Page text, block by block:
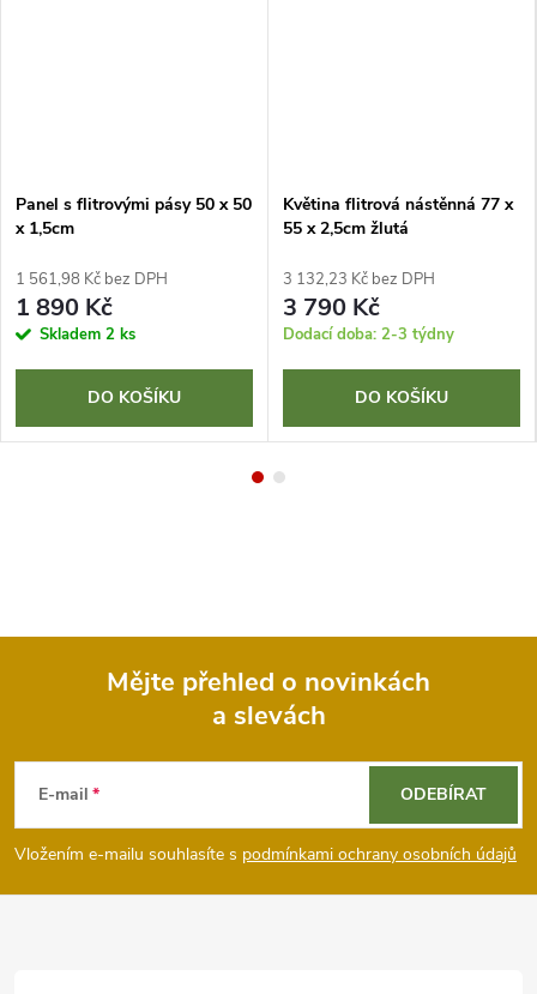
Panel s flitrovými pásy 50 x 50
x 1,5cm
1 561,98 Kč bez DPH
1 890 Kč
Skladem 2 ks
DO KOŠÍKU
Květina flitrová nástěnná 77 x
55 x 2,5cm žlutá
3 132,23 Kč bez DPH
3 790 Kč
Dodací doba: 2-3 týdny
DO KOŠÍKU
p
Mějte přehled o novinkách
a slevách
E-mail
Vložením e-mailu souhlasíte s podmínkami ochrany osobních údajů
ODEBÍRAT